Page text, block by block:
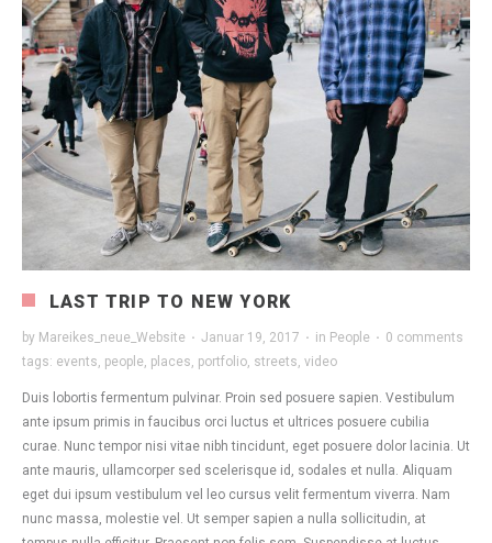
LAST TRIP TO NEW YORK
by Mareikes_neue_Website · Januar 19, 2017 · in People · 0 comments
tags: events, people, places, portfolio, streets, video
Duis lobortis fermentum pulvinar. Proin sed posuere sapien. Vestibulum
ante ipsum primis in faucibus orci luctus et ultrices posuere cubilia
curae. Nunc tempor nisi vitae nibh tincidunt, eget posuere dolor lacinia. Ut
ante mauris, ullamcorper sed scelerisque id, sodales et nulla. Aliquam
eget dui ipsum vestibulum vel leo cursus velit fermentum viverra. Nam
nunc massa, molestie vel. Ut semper sapien a nulla sollicitudin, at